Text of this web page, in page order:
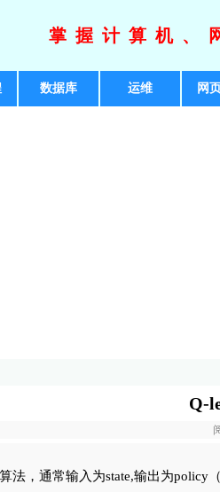
掌握计算机、
数据库 运维 网
Q-
法，通常输入为state,输出为policy